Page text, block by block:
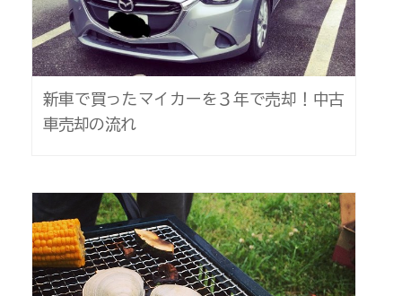
新車で買ったマイカーを３年で売却！中古
車売却の流れ